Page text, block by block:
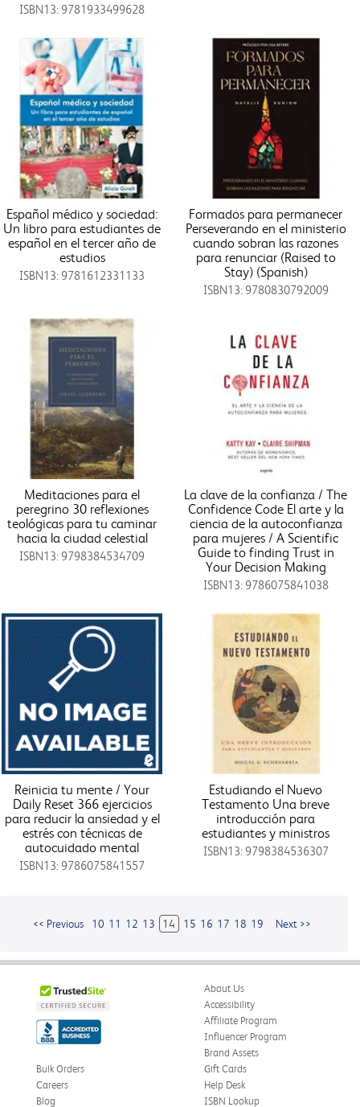
ISBN13: 9781933499628
Español médico y sociedad:
Un libro para estudiantes de
español en el tercer año de
estudios
ISBN13: 9781612331133
Formados para permanecer
Perseverando en el ministerio
cuando sobran las razones
para renunciar (Raised to
Stay) (Spanish)
ISBN13: 9780830792009
Meditaciones para el
peregrino 30 reflexiones
teológicas para tu caminar
hacia la ciudad celestial
ISBN13: 9798384534709
La clave de la confianza / The
Confidence Code El arte y la
ciencia de la autoconfianza
para mujeres / A Scientific
Guide to finding Trust in
Your Decision Making
ISBN13: 9786075841038
Reinicia tu mente / Your
Daily Reset 366 ejercicios
para reducir la ansiedad y el
estrés con técnicas de
autocuidado mental
ISBN13: 9786075841557
Estudiando el Nuevo
Testamento Una breve
introducción para
estudiantes y ministros
ISBN13: 9798384536307
<< Previous 10 11 12 13 14 15 16 17 18 19 Next >>
About Us
Accessibility
Affiliate Program
Influencer Program
Brand Assets
Bulk Orders
Careers
Blog
Gift Cards
Help Desk
ISBN Lookup